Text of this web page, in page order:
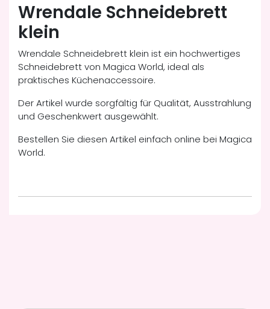
Wrendale Schneidebrett
klein
Wrendale Schneidebrett klein ist ein hochwertiges
Schneidebrett von Magica World, ideal als
praktisches Küchenaccessoire.
Der Artikel wurde sorgfältig für Qualität, Ausstrahlung
und Geschenkwert ausgewählt.
Bestellen Sie diesen Artikel einfach online bei Magica
World.